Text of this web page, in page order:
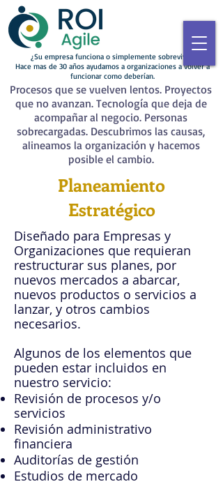
¿Su empresa funciona o simplemente sobrevive?
Hace mas de 30 años ayudamos a organizaciones a volver a
funcionar como deberían.
Procesos que se vuelven lentos. Proyectos
que no avanzan. Tecnología que deja de
acompañar al negocio. Personas
sobrecargadas. Descubrimos las causas,
alineamos la organización y hacemos
posible el cambio.
Planeamiento
Estratégico
Diseñado para Empresas y
Organizaciones que requieran
restructurar sus planes, por
nuevos mercados a abarcar,
nuevos productos o servicios a
lanzar, y otros cambios
necesarios.
Algunos de los elementos que
pueden estar incluidos en
nuestro servicio:
Revisión de procesos y/o
servicios
Revisión administrativo
financiera
Auditorías de gestión
Estudios de mercado